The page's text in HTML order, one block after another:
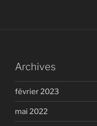
Archives
février 2023
mai 2022